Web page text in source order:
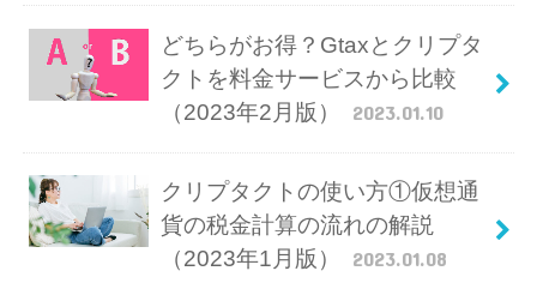
どちらがお得？Gtaxとクリプタ
クトを料金サービスから比較
（2023年2月版）
2023.01.10
クリプタクトの使い方①仮想通
貨の税金計算の流れの解説
（2023年1月版）
2023.01.08